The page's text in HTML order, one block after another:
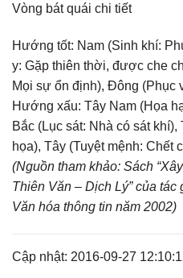
Vòng bát quái chi tiết
Hướng tốt: Nam (Sinh khí:
y: Gặp thiên thời, được che
Mọi sự ổn định), Đông
Hướng xấu: Tây Nam (Họa
Bắc (Lục sát: Nhà có sát
họa), Tây (Tuyệt mệnh: Chết
(Nguồn tham khảo: Sách
Thiên Văn – Dịch Lý” của tác
Văn hóa thông tin năm 2002)
Cập nhật: 2016-09-27